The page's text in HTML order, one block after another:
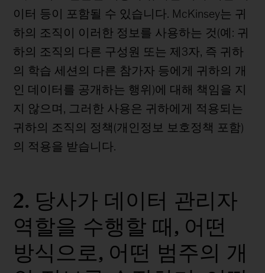
이터 등이 포함될 수 있습니다. McKinsey는 귀
하의 조직이 이러한 정보를 사용하는 것(예: 귀
하의 조직의 다른 구성원 또는 제3자, 즉 귀하
의 학습 세션의 다른 참가자 등에게 귀하의 개
인 데이터를 공개하는 행위)에 대해 책임을 지
지 않으며, 그러한 사용은 귀하에게 적용되는
귀하의 조직의 정책(개인정보 보호정책 포함)
의 적용을 받습니다.
2. 당사가 데이터 관리자
역할을 수행할 때, 어떤
방식으로, 어떤 범주의 개